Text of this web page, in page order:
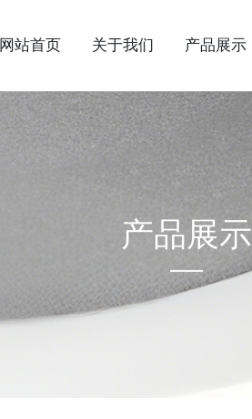
网站首页 关于我们 产品展示
产品展示